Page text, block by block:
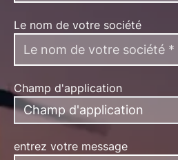
Le nom de votre société
Champ d'application
Champ d'application
entrez votre message